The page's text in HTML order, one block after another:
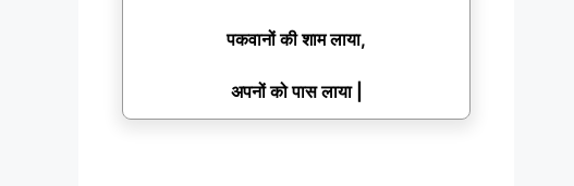
पकवानों की शाम लाया,
अपनों को पास लाया |